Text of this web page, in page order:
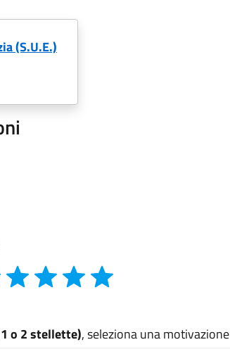
(S.U.E.)
o 2 stellette), seleziona una motivazione